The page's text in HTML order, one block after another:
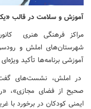
آموزش و سلامت در قالب
مراکز فرهنگی هنری
شهرستان‌های املش و
آموزشی برنامه‌ها تأکید
در املش، نشست‌های
صحیح از فضای مجازی»،
ایمنی کودکان در برخورد با